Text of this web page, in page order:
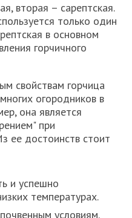
вторая – сарептская.
только один
в основном
горчичного
свойствам горчица
огородников в
она является
при
ее достоинств стоит
и успешно
температурах.
условиям.